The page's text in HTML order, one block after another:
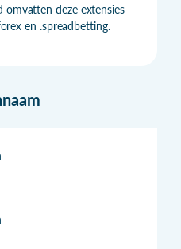
omvatten deze extensies
en .spreadbetting.